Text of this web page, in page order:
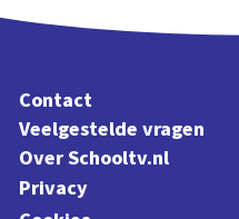
Contact
Veelgestelde vragen
Over Schooltv.nl
Privacy